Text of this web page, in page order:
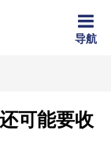
导航
可能要收